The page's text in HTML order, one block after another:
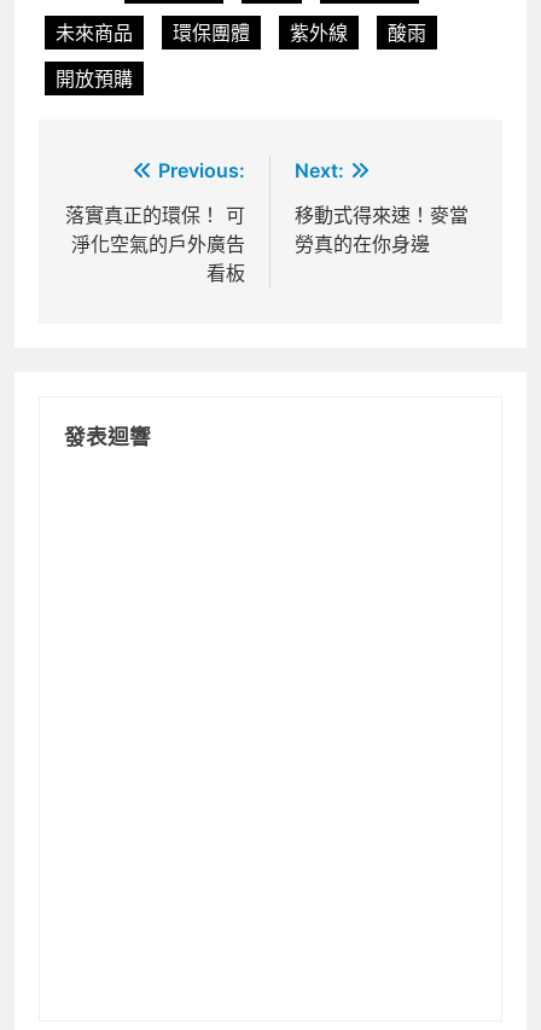
未來商品
環保團體 紫外線
酸雨
開放預購
章
導
Previous:
落實真正的環保！ 可
淨化空氣的戶外廣告
看板
Next:
移動式得來速！麥當
勞真的在你身邊
發表迴響